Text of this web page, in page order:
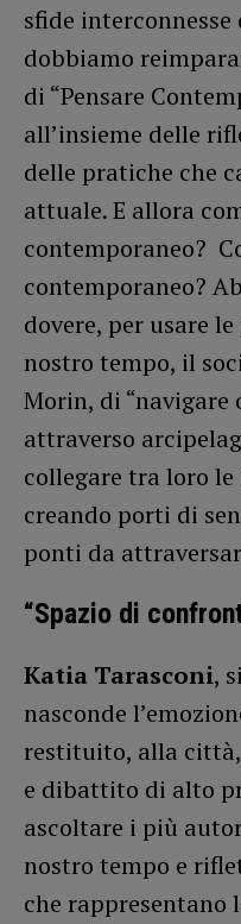
sfide
dobbiamo
di “Pensare
all’insieme delle
delle pratiche che
attuale. E allora
contemporaneo?
contemporaneo?
dovere, per usare
nostro tempo, il
Morin, di “navigare
attraverso
collegare tra loro le
creando porti di
ponti da
“Spazio di
Katia Tarasconi,
nasconde
restituito, alla
e dibattito di alto
ascoltare i più
nostro tempo e
che rappresentano